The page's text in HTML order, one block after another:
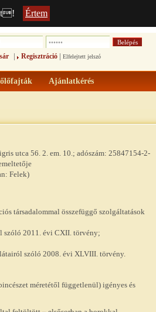
Értem
| Regisztráció | Elfelejtett jelszó
Ajánlatkérés
utca 56. 2. em. 10.; adószám: 25847154-2-
Felek)
társadalommal összefüggő szolgáltatások
szóló 2011. évi CXII. törvény;
szóló 2008. évi XLVIII. törvény.
méretétől függetlenül) igényes és